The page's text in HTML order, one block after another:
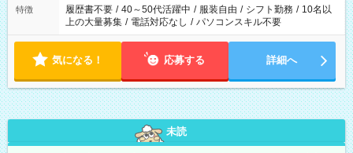
合は応募できません。
特徴 履歴書不要 / 40～50代活躍中 / 服装自由 / シフト勤務 / 10名以
上の大量募集 / 電話対応なし / パソコンスキル不要
気になる！ 応募する 詳細へ
未読